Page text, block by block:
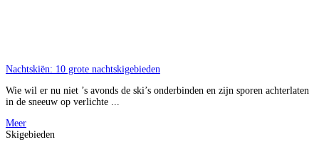
Nachtskiën: 10 grote nachtskigebieden
Wie wil er nu niet ’s avonds de ski’s onderbinden en zijn sporen achterlaten
in de sneeuw op verlichte ...
Meer
Skigebieden